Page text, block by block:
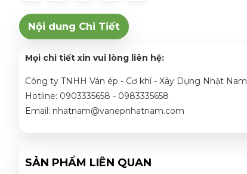
Nội dung Chi Tiết
Mọi chi tiết xin vui lòng liên hệ:
Công ty TNHH Ván ép - Cơ khí - Xây Dựng Nhật Nam
Hotline: 0903335658 - 0983335658
Email: nhatnam@vanepnhatnam.com
SẢN PHẨM LIÊN QUAN